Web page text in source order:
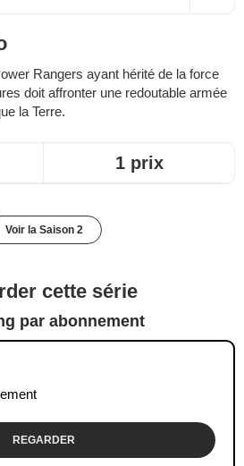
Rangers ayant hérité de la force
doit affronter une redoutable armée
la Terre.
1 prix
Voir la Saison 2
cette série
par abonnement
REGARDER